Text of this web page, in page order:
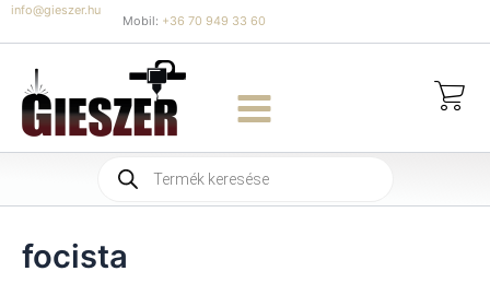
Skip
to
content
info@gieszer.hu
Mobil: +36 70 949 33 60
Products
search
focista